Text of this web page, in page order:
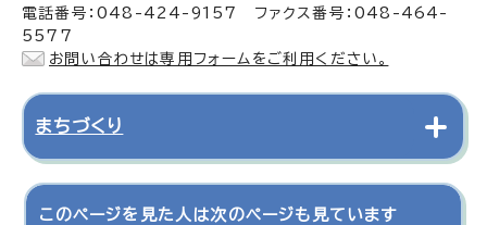
電話番号：048-424-9157 ファクス番号：048-464-
5577
お問い合わせは専用フォームをご利用ください。
まちづくり
このページを見た人は次のページも見ています